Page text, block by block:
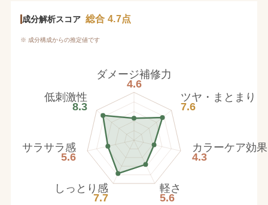
成分解析スコア 総合 4.7点
※ 成分構成からの推定値です
ダメージ補修力
4.6
ツヤ・まとまり
7.6
カラーケア効果
4.3
軽さ
5.6
しっとり感
7.7
サラサラ感
5.6
低刺激性
8.3